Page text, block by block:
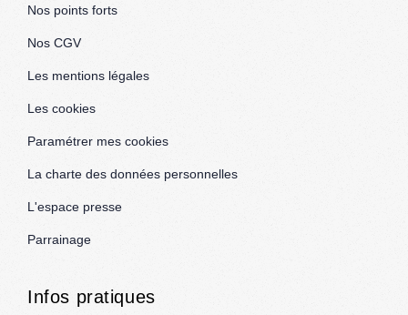
Nos points forts
Nos CGV
Les mentions légales
Les cookies
Paramétrer mes cookies
La charte des données personnelles
L'espace presse
Parrainage
Infos pratiques